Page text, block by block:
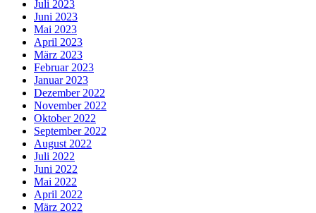
Juli 2023
Juni 2023
Mai 2023
April 2023
März 2023
Februar 2023
Januar 2023
Dezember 2022
November 2022
Oktober 2022
September 2022
August 2022
Juli 2022
Juni 2022
Mai 2022
April 2022
März 2022